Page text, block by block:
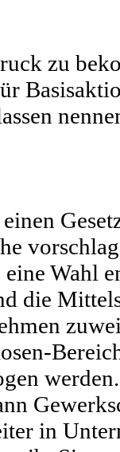
zu
Wahl
die
werden.
in